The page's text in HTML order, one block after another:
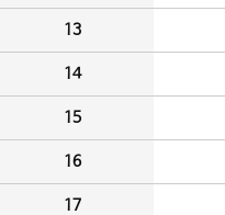
13
14
15
16
17